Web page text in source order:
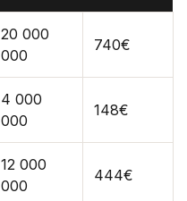
20 000
000
740€
4 000
000
148€
12 000
000
444€